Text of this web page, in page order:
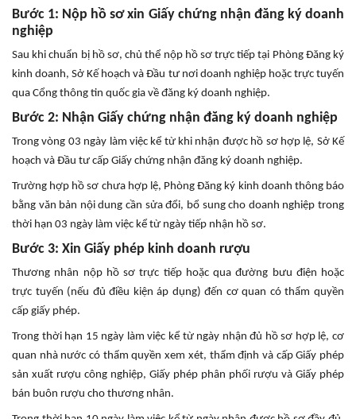
Bước 1: Nộp hồ sơ xin Giấy chứng nhận đăng ký doanh
nghiệp
Sau khi chuẩn bị hồ sơ, chủ thể nộp hồ sơ trực tiếp tại Phòng Đăng ký
kinh doanh, Sở Kế hoạch và Đầu tư nơi doanh nghiệp hoặc trực tuyến
qua Cổng thông tin quốc gia về đăng ký doanh nghiệp.
Bước 2: Nhận Giấy chứng nhận đăng ký doanh nghiệp
Trong vòng 03 ngày làm việc kể từ khi nhận được hồ sơ hợp lệ, Sở Kế
hoạch và Đầu tư cấp Giấy chứng nhận đăng ký doanh nghiệp.
Trường hợp hồ sơ chưa hợp lệ, Phòng Đăng ký kinh doanh thông báo
bằng văn bản nội dung cần sửa đổi, bổ sung cho doanh nghiệp trong
thời hạn 03 ngày làm việc kể từ ngày tiếp nhận hồ sơ.
Bước 3: Xin Giấy phép kinh doanh rượu
Thương nhân nộp hồ sơ trực tiếp hoặc qua đường bưu điện hoặc
trực tuyến (nếu đủ điều kiện áp dụng) đến cơ quan có thẩm quyền
cấp giấy phép.
Trong thời hạn 15 ngày làm việc kể từ ngày nhận đủ hồ sơ hợp lệ, cơ
quan nhà nước có thẩm quyền xem xét, thẩm định và cấp Giấy phép
sản xuất rượu công nghiệp, Giấy phép phân phối rượu và Giấy phép
bán buôn rượu cho thương nhân.